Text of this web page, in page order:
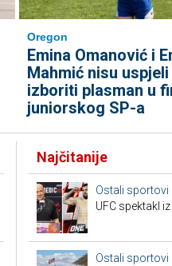
Oregon
Emina Omanović i
Mahmić nisu uspjeli
izboriti plasman u
juniorskog SP-a
Najčitanije
Ostali sportovi
UFC spektakl
Ostali sportovi